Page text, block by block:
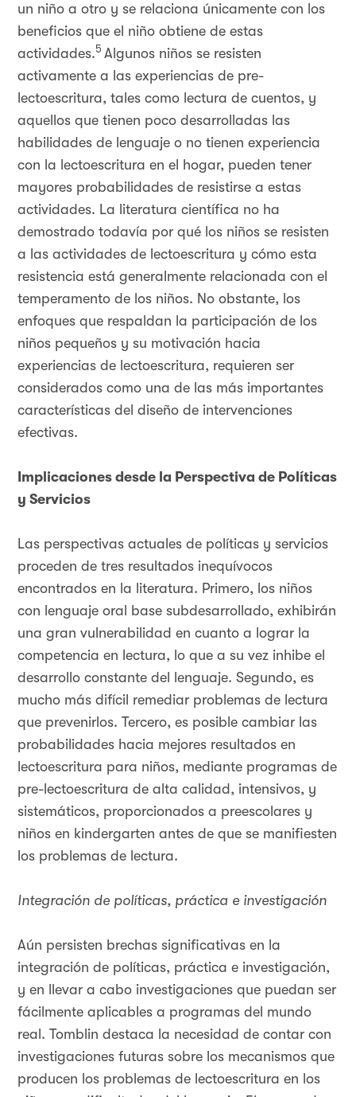
un niño a otro y se relaciona únicamente con los
beneficios que el niño obtiene de estas
actividades.5 Algunos niños se resisten
activamente a las experiencias de pre-
lectoescritura, tales como lectura de cuentos, y
aquellos que tienen poco desarrolladas las
habilidades de lenguaje o no tienen experiencia
con la lectoescritura en el hogar, pueden tener
mayores probabilidades de resistirse a estas
actividades. La literatura científica no ha
demostrado todavía por qué los niños se resisten
a las actividades de lectoescritura y cómo esta
resistencia está generalmente relacionada con el
temperamento de los niños. No obstante, los
enfoques que respaldan la participación de los
niños pequeños y su motivación hacia
experiencias de lectoescritura, requieren ser
considerados como una de las más importantes
características del diseño de intervenciones
efectivas.
Implicaciones desde la Perspectiva de Políticas
y Servicios
Las perspectivas actuales de políticas y servicios
proceden de tres resultados inequívocos
encontrados en la literatura. Primero, los niños
con lenguaje oral base subdesarrollado, exhibirán
una gran vulnerabilidad en cuanto a lograr la
competencia en lectura, lo que a su vez inhibe el
desarrollo constante del lenguaje. Segundo, es
mucho más difícil remediar problemas de lectura
que prevenirlos. Tercero, es posible cambiar las
probabilidades hacia mejores resultados en
lectoescritura para niños, mediante programas de
pre-lectoescritura de alta calidad, intensivos, y
sistemáticos, proporcionados a preescolares y
niños en kindergarten antes de que se manifiesten
los problemas de lectura.
Integración de políticas, práctica e investigación
Aún persisten brechas significativas en la
integración de políticas, práctica e investigación,
y en llevar a cabo investigaciones que puedan ser
fácilmente aplicables a programas del mundo
real. Tomblin destaca la necesidad de contar con
investigaciones futuras sobre los mecanismos que
producen los problemas de lectoescritura en los